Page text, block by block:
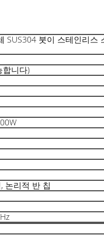
SUS304 붓이 스테인리스
합니다)
논리적 반 칩